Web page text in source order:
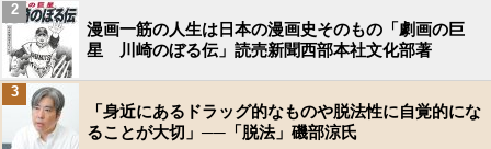
漫画一筋の人生は日本の漫画史そのもの「劇画の巨
星 川崎のぼる伝」読売新聞西部本社文化部著
2
「身近にあるドラッグ的なものや脱法性に自覚的にな
ることが大切」──「脱法」磯部涼氏
3